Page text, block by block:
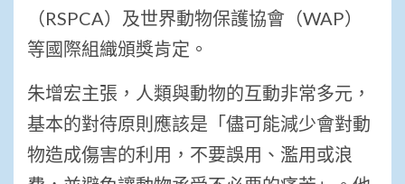
（RSPCA）及世界動物保護協會（WAP）
等國際組織頒獎肯定。
朱增宏主張，人類與動物的互動非常多元，
基本的對待原則應該是「儘可能減少會對動
物造成傷害的利用，不要誤用、濫用或浪